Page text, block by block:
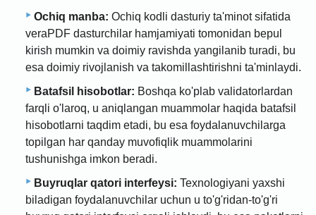
Ochiq manba: Ochiq kodli dasturiy ta'minot sifatida
veraPDF dasturchilar hamjamiyati tomonidan bepul
kirish mumkin va doimiy ravishda yangilanib turadi, bu
esa doimiy rivojlanish va takomillashtirishni ta'minlaydi.
Batafsil hisobotlar: Boshqa ko'plab validatorlardan
farqli o'laroq, u aniqlangan muammolar haqida batafsil
hisobotlarni taqdim etadi, bu esa foydalanuvchilarga
topilgan har qanday muvofiqlik muammolarini
tushunishga imkon beradi.
Buyruqlar qatori interfeysi: Texnologiyani yaxshi
biladigan foydalanuvchilar uchun u to'g'ridan-to'g'ri